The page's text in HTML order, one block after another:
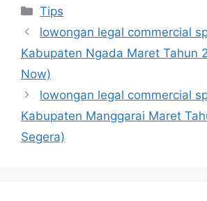
Kategori
Tips
lowongan legal commercial
Kabupaten Ngada Maret Tahun
Now)
lowongan legal commercial
Kabupaten Manggarai Maret
Segera)